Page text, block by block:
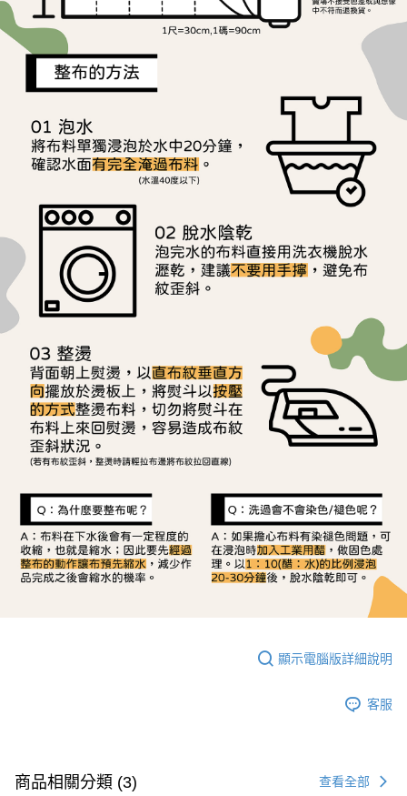
買賣價金債權讓與本公司後，依約使用本公司帳單繳交帳款。
2.基於同意付款使用「大哥付你分期」之契約關係目的，商店將以您的個人
資料（包含姓名、電話或地址）提供予台灣大哥大進項蒐集、處理及利用，
由本公司與您本人進行分期帳單所需資料之確認、核對及更正。
3.完整用戶服務條款，請詳閱以下連結：
後付繳納相關費用。
※ 交易是否成功請以「AFTEE先享後付 」之結帳頁面顯示為準，若有關於
是否繳費成功／繳費後需取消欲退款等相關疑問，請聯繫「AFTEE先享後付
客戶支援中心」https://netprotections.freshdesk.com/support/home
【注意事項】
１．透過由恩沛科技股份有限公司提供之「AFTEE先享後付」服務完成之交
易，需依本服務之必要範圍內提供個人資料，並將交易相關給付款項請求債
權轉讓予恩沛科技股份有限公司。
２．關於個人資料處理事宜，請瀏覽以下網址：
https://aftee.tw/terms/#terms3
３．未成年的使用者請事先徵得法定代理人或監護人之同意方可使用
「AFTEE先享後付」，若未經同意申辦者引起之損失，本公司不負相關責
任。
４．使用「AFTEE先享後付」時，將依據個別帳號之用戶狀況，依本公司即
時審查核予不同之上限額度；若仍有額度不足之情形，本公司將視審查結果
請求用戶進行身份認證。
５．嚴禁一人註冊多個帳號或使用他人資訊註冊。若發現惡意使用之情形，
恩沛科技股份有限公司將有權停止該用戶之使用額度並採取法律行動。
離島宅配
每筆NT$240
顯示電腦版詳細說明
客服
商品相關分類 (3) 查看全部